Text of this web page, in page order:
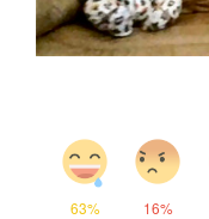
63% 16%